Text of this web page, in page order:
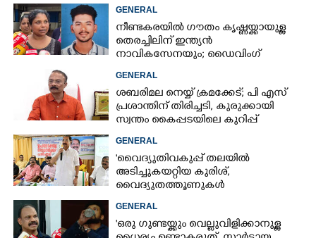
GENERAL
നീണ്ടകരയിൽ ഗൗതം കൃഷ്ണയ്ക്കായുള്ള
തെരച്ചിലിന് ഇന്ത്യൻ
നാവികസേനയും; ഡൈവിംഗ്
ആരംഭിച്ചു
GENERAL
ശബരിമല നെയ്യ് ക്രമക്കേട്; പി എസ്
പ്രശാന്തിന് തിരിച്ചടി, കുരുക്കായി
സ്വന്തം കൈപ്പടയിലെ കുറിപ്പ്
GENERAL
'വൈദ്യുതിവകുപ്പ് തലയിൽ
അടിച്ചുകയറ്റിയ കുരിശ്‌,
വൈദ്യുതത്തൂണുകൾ
പൊട്ടിവീണാൽപോലും മന്ത്രിയെ
വിളിക്കുന്ന കാലമാണിത്'
GENERAL
'ഒരു ഗുണ്ടയ്ക്കും വെല്ലുവിളിക്കാനുള്ള